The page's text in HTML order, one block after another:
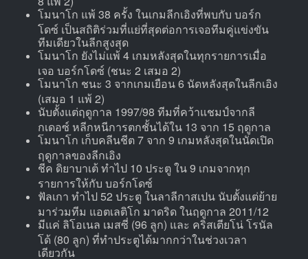
โมนาโก แพ้ 38 ครั้ง ในเกมลีกเอิงที่พบกับ บอร์ก
โดซ์ เป็นสถิติร่วมที่แย่ที่สุดต่อการเจอทีมคู่แข่งขัน
ทีมเดียวในลีกสูงสุด
โมนาโก ยังไม่แพ้ 4 เกมหลังสุดในทุกรายการเมื่อ
เจอ บอร์กโดซ์ (ชนะ 2 เสมอ 2)
โมนาโก ชนะ 3 จากเกมเยือน 6 นัดหลังสุดในลีกเอิง
(เสมอ 1 แพ้ 2)
นับตั้งแต่ฤดูกาล 1997/98 ทีมที่คว้าแชมป์จากลี
กเดอซ์ หลีกหนีการตกชั้นได้ใน 13 จาก 15 ฤดูกาล
โมนาโก เก็บคลีนชีต 7 จาก 9 เกมหลังสุดในนัดเปิด
ฤดูกาลของลีกเอิง
ชีค ดิยาบาเต้ ทำไป 10 ประตู ใน 9 เกมจากทุก
รายการให้กับ บอร์กโดซ์
ฟัลเกา ทำไป 52 ประตู ในลาลีกาสเปน นับตั้งแต่ย้าย
มาร่วมทีม แอตเลติโก มาดริด ในฤดูกาล 2011/12
มีแค่ ลิโอเนล เมสซี่ (96 ลูก) และ คริสเตียโน่ โรนัล
โด้ (80 ลูก) ที่ทำประตูได้มากกว่าในช่วงเวลา
เดียวกัน